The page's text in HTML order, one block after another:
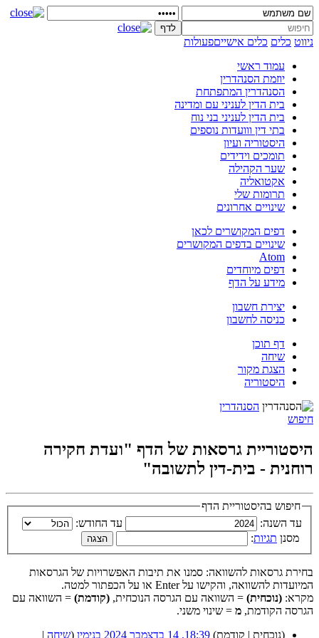
ניווט כלים כלים אישייםפעולות
עמוד ראשי
יוזמת הסנהדרין
הסנהדרין המתפתחת
בית הדין לעניני עם ומדינה
בית הדין לעניני בני נוח
בתי דין ווועדות נוספים
היסטוריה ועיון
תומכים וידידים
שער הקהילה
אקטואליה
תרומות שלי
שינויים אחרונים
דפים המקושרים לכאן
שינויים בדפים המקושרים
Atom
דפים מיוחדים
מידע על הדף
יצירת חשבון
כניסה לחשבון
דף תוכן
שיחה
הצגת מקור
היסטוריה
הסנהדרין
חיפוש
היסטוריית גרסאות של הדף "ועדת חקירה
רוחנית - בית-דין לתשובה"
חיפוש בהיסטוריית הדף
עד השנה:
עד החודש:
מסנן תגיות:
בחירת גרסאות להשוואה: סמנו את תיבות האפשרויות של הגרסאות
המיועדות להשוואה, והקישו על Enter או על הכפתור למטה.
מקרא: (נוכחית) = השוואה עם הגרסה הנוכחית, (קודמת) = השוואה עם
הגרסה הקודמת, מ = שינוי משני.
(נוכחית | קודמת) 18:39, 14 בדצמבר 2024 בנימין (שיחה |